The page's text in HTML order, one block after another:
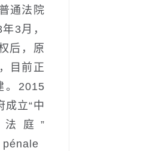
通法院
3月，
后，原
目前正
。2015
成立“中
庭”